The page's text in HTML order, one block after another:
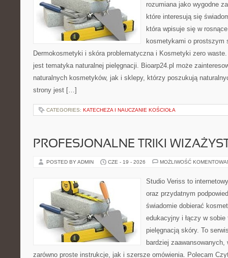
rozumiana jako wygodne
które interesują się
która wpisuje się w
kosmetykami o prostszym
Dermokosmetyki i skóra problematyczna i Kosmetyki zero
jest tematyka naturalnej pielęgnacji. Bioarp24.pl może
naturalnych kosmetyków, jak i sklepy, którzy poszukują
strony jest […]
CATEGORIES: KATECHEZA I NAUCZANIE KOŚCIOŁA
PROFESJONALNE TRIKI
POSTED BY ADMIN CZE - 19 - 2026 MOŻLIWOŚĆ
Studio Veriss to
oraz przydatnym
świadomie dobierać
edukacyjny i łączy w
pielęgnacją skóry. To
bardziej
zarówno proste instrukcje, jak i szersze omówienia. Polecam